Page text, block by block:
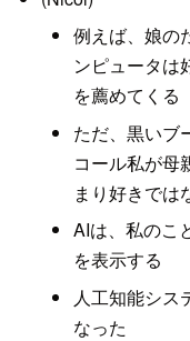
例えば、娘の
ンピュータは
を薦めてくる
ただ、黒いブ
コール私が母
まり好きでは
AIは、私のこ
を表示する
人工知能シス
なった